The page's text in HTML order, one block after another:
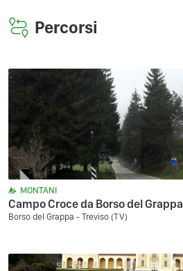
Percorsi
MONTANI
Campo Croce da Borso del Grappa
Borso del Grappa - Treviso (TV)